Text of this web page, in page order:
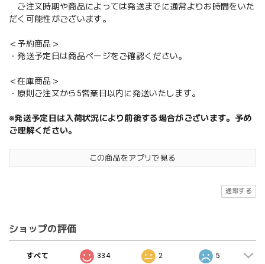
ご注文時期や商品によっては発送までに通常よりお時間をいた
だく可能性がございます。
＜予約商品＞
・発送予定日は商品ページをご確認ください。
＜在庫商品＞
・原則ご注文から5営業日以内に発送いたします。
※発送予定日は入荷状況により前後する場合がございます。予め
ご理解ください。
この商品をアプリで見る
通報する
ショップの評価
すべて 334 2 5